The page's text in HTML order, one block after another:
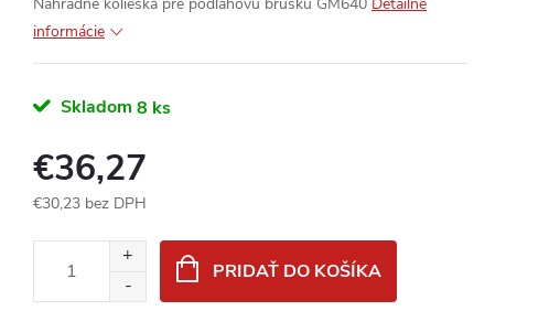
informácie
Skladom 8 ks
€36,27
€30,23 bez DPH
PRIDAŤ DO KOŠÍKA